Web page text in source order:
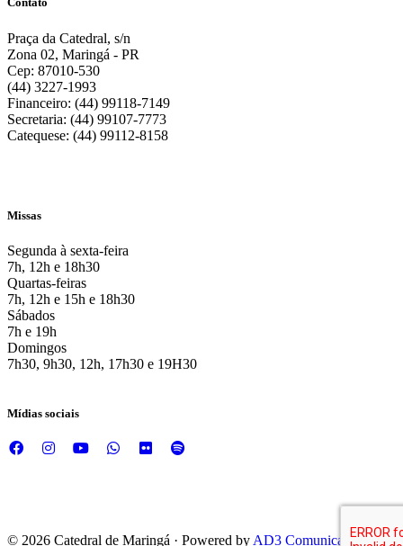
Praça da Catedral, s/n
Zona 02, Maringá - PR
Cep: 87010-530
(44) 3227-1993
Financeiro: (44) 99118-7149
Secretaria: (44) 99107-7773
Catequese: (44) 99112-8158
Missas
Segunda à sexta-feira
7h, 12h e 18h30
Quartas-feiras
7h, 12h e 15h e 18h30
Sábados
7h e 19h
Domingos
7h30, 9h30, 12h, 17h30 e 19H30
Mídias sociais
© 2026 Catedral de Maringá · Powered by AD3 Comunicação e